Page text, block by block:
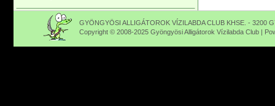
GYÖNGYÖSI ALLIGÁTOROK VÍZILABDA CLUB KHSE. - 3200
Copyright © 2008-2025 Gyöngyösi Alligátorok Vízilabda Club |